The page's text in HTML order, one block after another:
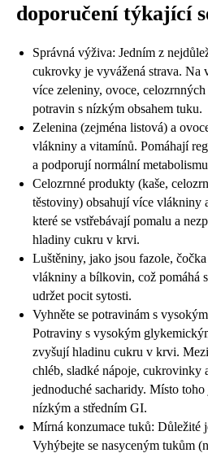
doporučení týkající
Správná výživa: Jedním z
cukrovky je vyvážená strava. Na
více zeleniny, ovoce,
potravin s nízkým obsahem tuku.
Zelenina (zejména listová) a
vlákniny a vitamínů. Pomáhají
a podporují normální
Celozrnné produkty (kaše,
těstoviny) obsahují více vlákniny
které se vstřebávají pomalu a
hladiny cukru v krvi.
Luštěniny, jako jsou fazole,
vlákniny a bílkovin, což pomáhá
udržet pocit sytosti.
Vyhněte se potravinám s
Potraviny s vysokým
zvyšují hladinu cukru v krvi.
chléb, sladké nápoje, cukrovinky
jednoduché sacharidy. Místo
nízkým a středním GI.
Mírná konzumace tuků: Důležité
Vyhýbejte se nasyceným tukům